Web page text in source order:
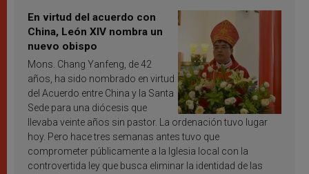
En virtud del acuerdo con
China, León XIV nombra un
nuevo obispo
Mons. Chang Yanfeng, de 42
años, ha sido nombrado en virtud
del Acuerdo entre China y la Santa
Sede para una diócesis que
llevaba veinte años sin pastor. La ordenación tuvo lugar
hoy. Pero hace tres semanas antes tuvo que
comprometer públicamente a la Iglesia local con la
controvertida ley que busca eliminar la identidad de las